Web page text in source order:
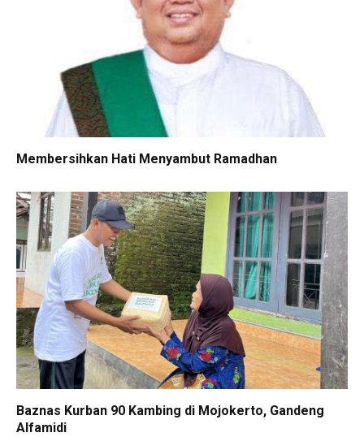
Membersihkan Hati Menyambut Ramadhan
Baznas Kurban 90 Kambing di Mojokerto, Gandeng
Alfamidi